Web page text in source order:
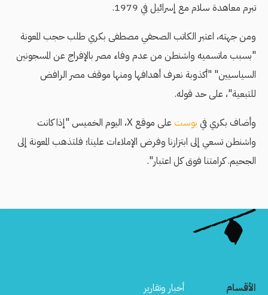
تبرم معاهدة سلام مع إسرائيل في 1979.
ومن جهته، اعتبر الكاتب الصحفي مصطفى بكري طلب حجب المعونة
"بسبب ماتسميه واشنطن من عدم وفاء مصر بالإفراج عن المسجونين
السياسيين" "أكذوبة نعرف أهدافها ومنها موقف مصر الرافض
للتبعية"، على حد قوله.
وأضاف بكري في بوست
على موقع X، اليوم الخميس "إذا كانت
واشنطن تسعي إلى ابتزازنا وفرض الإملاءات علينا؛ فلتذهب المعونة إلى
الجحيم. كرامتنا فوق كل اعتبار".
الأقسام
أخبار وتقارير